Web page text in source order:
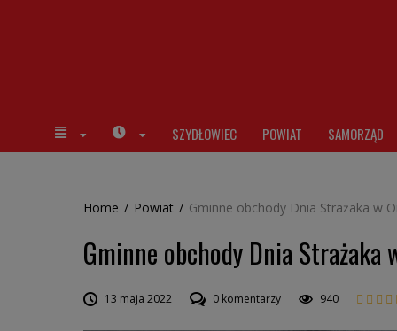
SZYDŁOWIEC POWIAT SAMORZĄD
Home / Powiat / Gminne obchody Dnia Strażaka w
Gminne obchody Dnia Strażaka
13 maja 2022 0 komentarzy 940